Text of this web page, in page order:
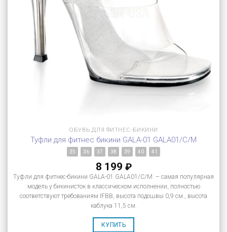
ОБУВЬ ДЛЯ ФИТНЕС-БИКИНИ
Туфли для фитнес бикини GALA-01 GALA01/C/M
35 36 37 38 39 40 41
8 199 ₽
Туфли для фитнес-бикини GALA-01 GALA01/C/M – самая популярная
модель у бикинисток в классическом исполнении, полностью
соответствуют требованиям IFBB, высота подошвы 0,9 см., высота
каблука 11,5 см.
КУПИТЬ